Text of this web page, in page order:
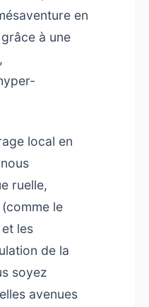
en
à une
local en
ruelle,
le
les
de la
soyez
avenues